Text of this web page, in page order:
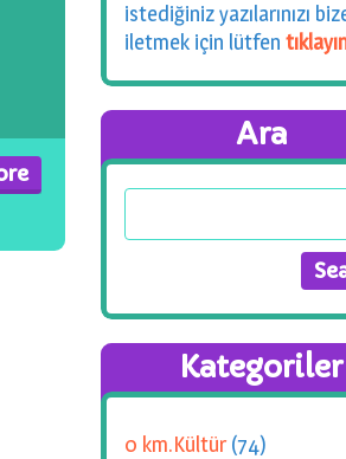
istediğiniz yazılarınızı
iletmek için lütfen
Ara
Kategoriler
0 km.Kültür(74)